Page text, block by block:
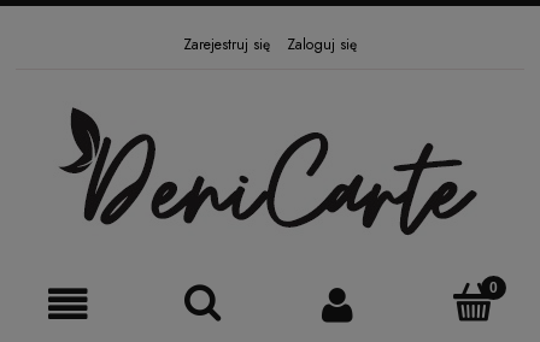
Zarejestruj się Zaloguj się